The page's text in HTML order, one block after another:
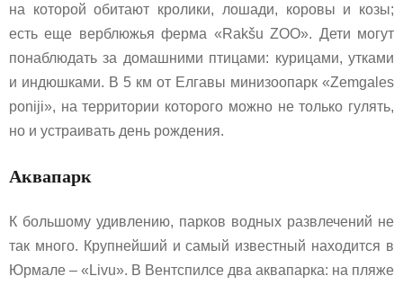
на которой обитают кролики, лошади, коровы и козы;
есть еще верблюжья ферма «Rakšu ZOO». Дети могут
понаблюдать за домашними птицами: курицами, утками
и индюшками. В 5 км от Елгавы минизоопарк «Zemgales
poniji», на территории которого можно не только гулять,
но и устраивать день рождения.
Аквапарк
К большому удивлению, парков водных развлечений не
так много. Крупнейший и самый известный находится в
Юрмале – «Livu». В Вентспилсе два аквапарка: на пляже